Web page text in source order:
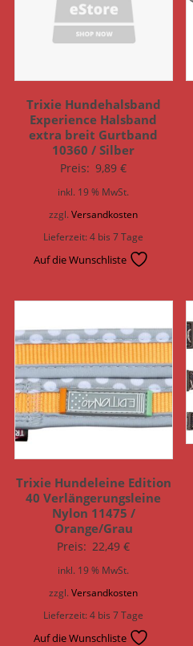
Trixie Hundehalsband
Experience Halsband
extra breit Gurtband
10360 / Silber
Preis: 9,89€
inkl. 19 % MwSt.
zzgl.Versandkosten
Lieferzeit:4 bis 7 Tage
Auf die Wunschliste
Trixie Hundeleine Edition
40 Verlängerungsleine
Nylon 11475 /
Orange/Grau
Preis: 22,49€
inkl. 19 % MwSt.
zzgl.Versandkosten
Lieferzeit:4 bis 7 Tage
Auf die Wunschliste